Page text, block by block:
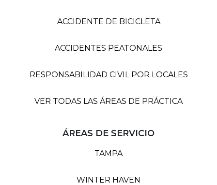
ACCIDENTE DE BICICLETA
ACCIDENTES PEATONALES
RESPONSABILIDAD CIVIL POR LOCALES
VER TODAS LAS ÁREAS DE PRÁCTICA
ÁREAS DE SERVICIO
TAMPA
WINTER HAVEN